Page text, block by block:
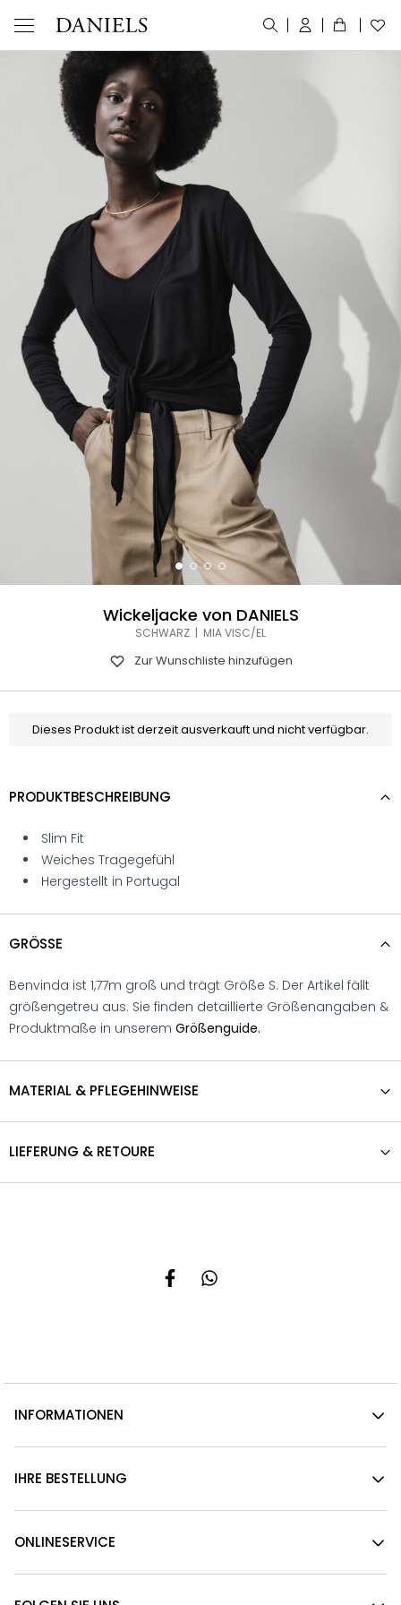
Wickeljacke von DANIELS
SCHWARZ | MIA VISC/EL
Zur Wunschliste hinzufügen
Dieses Produkt ist derzeit ausverkauft und nicht verfügbar.
PRODUKTBESCHREIBUNG
Slim Fit
Weiches Tragegefühl
Hergestellt in Portugal
GRÖSSE
Benvinda ist 1,77m groß und trägt Größe S. Der Artikel fällt
größengetreu aus. Sie finden detaillierte Größenangaben &
Produktmaße in unserem Größenguide.
MATERIAL & PFLEGEHINWEISE
LIEFERUNG & RETOURE
INFORMATIONEN
IHRE BESTELLUNG
ONLINESERVICE